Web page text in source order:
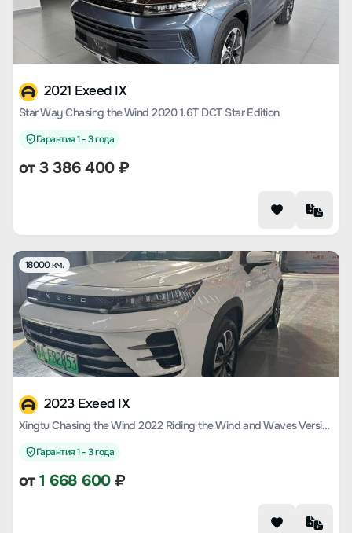
2021 Exeed IX
Star Way Chasing the Wind 2020 1.6T DCT Star Edition
Гарантия 1 - 3 года
от3 386 400₽
18000 км.
2023 Exeed IX
Xingtu Chasing the Wind 2022 Riding the Wind and Waves Version 1.5T CVT Yufeng Popular Version
Гарантия 1 - 3 года
от1 668 600₽